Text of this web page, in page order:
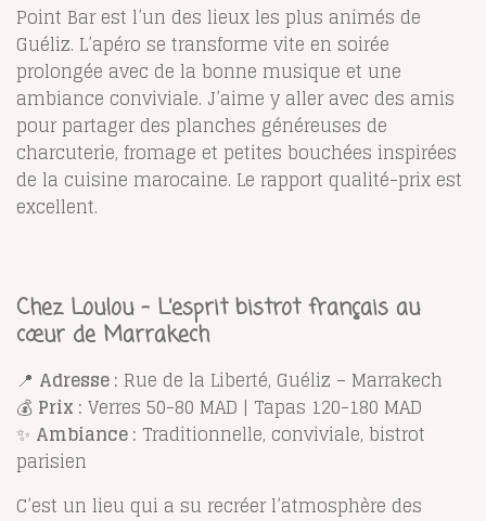
Point Bar est l’un des lieux les plus animés de
Guéliz. L’apéro se transforme vite en soirée
prolongée avec de la bonne musique et une
ambiance conviviale. J’aime y aller avec des amis
pour partager des planches généreuses de
charcuterie, fromage et petites bouchées inspirées
de la cuisine marocaine. Le rapport qualité-prix est
excellent.
Chez Loulou – L’esprit bistrot français au
cœur de Marrakech
📍 Adresse : Rue de la Liberté, Guéliz – Marrakech
💰 Prix : Verres 50-80 MAD | Tapas 120-180 MAD
✨ Ambiance : Traditionnelle, conviviale, bistrot
parisien
C’est un lieu qui a su recréer l’atmosphère des